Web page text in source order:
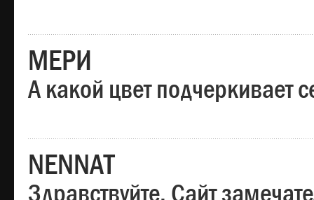
МЕРИ
А какой цвет подчеркивает
NENNAT
Здравствуйте. Сайт